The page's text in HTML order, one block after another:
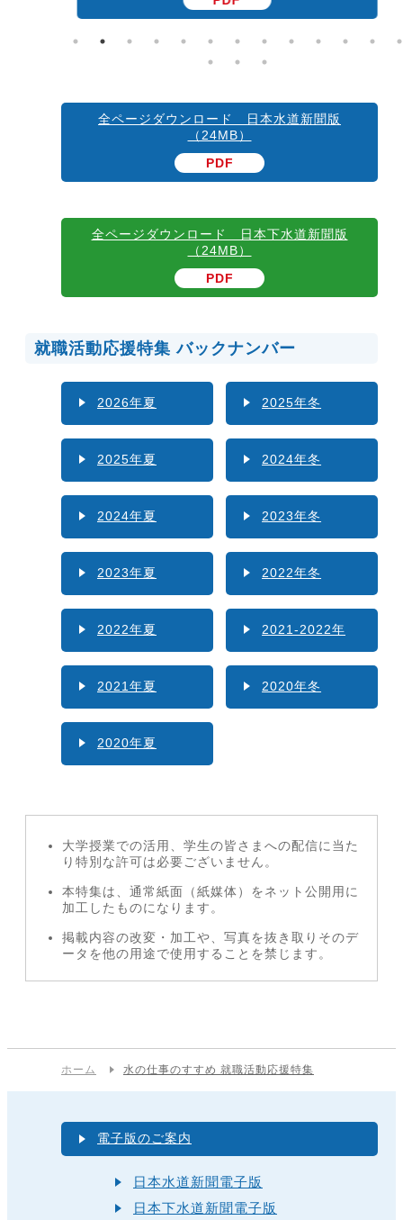
全ページダウンロード 日本水道新聞版
（24MB）
PDF
全ページダウンロード 日本下水道新聞版
（24MB）
PDF
就職活動応援特集 バックナンバー
2026年夏 2025年冬
2025年夏 2024年冬
2024年夏 2023年冬
2023年夏 2022年冬
2022年夏 2021-2022年
2021年夏 2020年冬
2020年夏
大学授業での活用、学生の皆さまへの配信に当た
り特別な許可は必要ございません。
本特集は、通常紙面（紙媒体）をネット公開用に
加工したものになります。
掲載内容の改変・加工や、写真を抜き取りそのデ
ータを他の用途で使用することを禁じます。
ホーム 水の仕事のすすめ 就職活動応援特集
電子版のご案内
日本水道新聞電子版
日本下水道新聞電子版